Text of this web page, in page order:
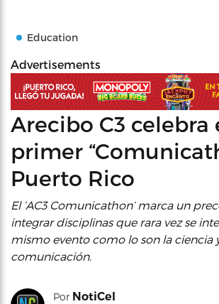
Education
Advertisements
Arecibo C3 celebra
primer
Puerto Rico
El ‘AC3 Comunicathon’ marca un
integrar disciplinas que rara vez se
mismo evento como lo son la ciencia
comunicación.
Por NotiCel